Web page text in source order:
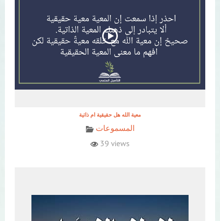
معية الله هل حقيقية ام ذاتية
المسموعات
39 views